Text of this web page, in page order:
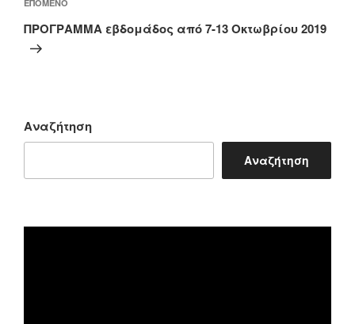
Επόμενο
άρθρο
ΕΠΌΜΕΝΟ
ΠΡΟΓΡΑΜΜΑ εβδομάδος από 7-13 Οκτωβρίου 2019
Αναζήτηση
Αναζήτηση